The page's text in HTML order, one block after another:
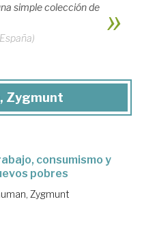
simple colección de
Zygmunt
consumismo y
pobres
Zygmunt